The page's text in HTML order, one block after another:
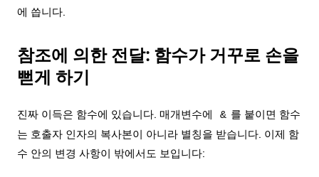
에 씁니다.
참조에 의한 전달: 함수가 거꾸로 손을
뻗게 하기
진짜 이득은 함수에 있습니다. 매개변수에 & 를 붙이면 함수
는 호출자 인자의 복사본이 아니라 별칭을 받습니다. 이제 함
수 안의 변경 사항이 밖에서도 보입니다: